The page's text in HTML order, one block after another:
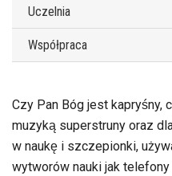
Uczelnia
Współpraca
Czy Pan Bóg jest kapryśny,
muzyką superstruny oraz
w naukę i szczepionki,
wytworów nauki jak